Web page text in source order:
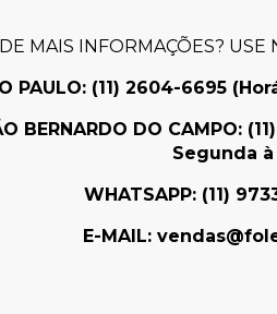
MAIS INFORMAÇÕES?
PAULO: (11)2604-6695
BERNARDO DO CAMPO:
Segunda
WHATSAPP: (11)
E-MAIL: